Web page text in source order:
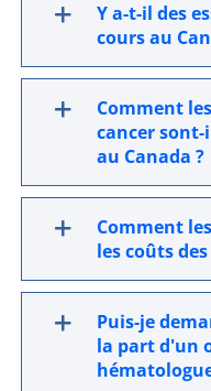
Y a-t-il des
cours au
Comment
cancer
au Canada ?
Comment
les coûts
Puis-je
la part d'un